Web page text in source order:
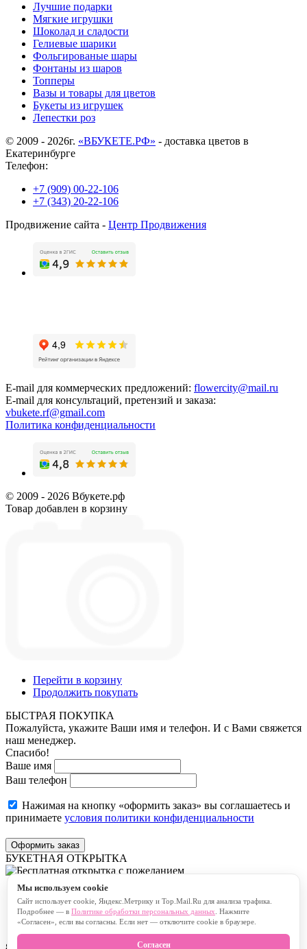
Лучшие подарки
Мягкие игрушки
Шоколад и сладости
Гелиевые шарики
Фольгированые шары
Фонтаны из шаров
Топперы
Вазы и товары для цветов
Букеты из игрушек
Лепестки роз
© 2009 - 2026г. «ВБУКЕТЕ.РФ» - доставка цветов в
Екатеринбурге
Телефон:
+7 (909) 00-22-106
+7 (343) 20-22-106
Продвижение сайта - Центр Продвижения
E-mail для коммерческих предложений: flowercity@mail.ru
E-mail для консультаций, претензий и заказа:
vbukete.rf@gmail.com
Политика конфиденциальности
© 2009 - 2026 Вбукете.рф
Товар добавлен в корзину
Перейти в корзину
Продолжить покупать
БЫСТРАЯ ПОКУПКА
Пожалуйста, укажите Ваши имя и телефон. И с Вами свяжется
наш менеджер.
Спасибо!
Ваше имя
Ваш телефон
Нажимая на кнопку «оформить заказ» вы соглашаетесь и
принимаете условия политики конфиденциальности
Оформить заказ
БУКЕТНАЯ ОТКРЫТКА
Бесплатная открытка с пожеланием
Платная открытка с пожеланием
Мы используем cookie
Сайт использует cookie, Яндекс.Метрику и Top.Mail.Ru для анализа трафика.
Подробнее — в Политике обработки персональных данных . Нажмите
«Согласен», если вы согласны. Если нет — отключите cookie в браузере.
Согласен